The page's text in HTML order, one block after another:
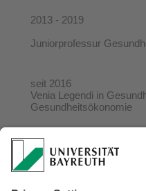
2013 - 2019
Juniorprofessur
seit 2016
Venia Legendi in
Gesundheitsökonomie
2019 - heute
Manager, Oberender AG